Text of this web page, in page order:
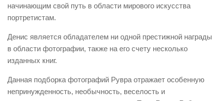
начинающим свой путь в области мирового искусства
портретистам.
Денис является обладателем ни одной престижной награды
в области фотографии, также на его счету несколько
изданных книг.
Данная подборка фотографий Рувра отражает особенную
непринужденность, необычность, веселость и